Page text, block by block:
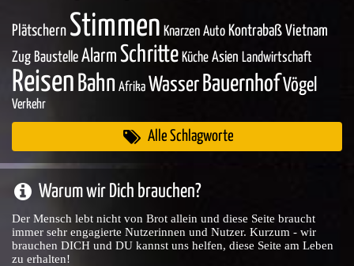
Plätschern Stimmen Knarzen Auto Kontrabaß Vietnam
Zug Baustelle Alarm Schritte Küche Asien Landwirtschaft
Reisen Bahn Afrika Wasser BauernhofVögel
Verkehr
Alle Schlagworte
Warum wir Dich brauchen?
Der Mensch lebt nicht von Brot allein und diese Seite braucht
immer sehr engagierte Nutzerinnen und Nutzer. Kurzum - wir
brauchen DICH und DU kannst uns helfen, diese Seite am Leben
zu erhalten!